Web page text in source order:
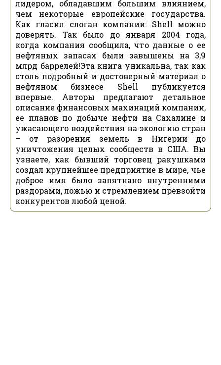
лидером, обладавшим большим влиянием,
чем некоторые европейские государства.
Как гласил слоган компании: Shell можно
доверять. Так было до января 2004 года,
когда компания сообщила, что данные о ее
нефтяных запасах были завышены на 3,9
млрд баррелей!Эта книга уникальна, так как
столь подробный и достоверный материал о
нефтяном бизнесе Shell публикуется
впервые. Авторы предлагают детальное
описание финансовых махинаций компании,
ее планов по добыче нефти на Сахалине и
ужасающего воздействия на экологию стран
– от разорения земель в Нигерии до
уничтожения целых сообществ в США. Вы
узнаете, как бывший торговец ракушками
создал крупнейшее предприятие в мире, чье
доброе имя было запятнано внутренними
раздорами, ложью и стремлением превзойти
конкурентов любой ценой.